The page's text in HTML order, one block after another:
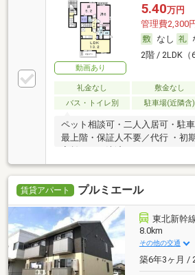
動画あり
5.40万円
管理費2,300
なし
2階 / 2LDK（
礼金なし 敷金なし
バス・トイレ別
駐車場(近隣含)
ペット相談可・二人入居可・駐
最上階・保証人不要／代行 ・初
賃貸アパート プルミエール
東北新幹
8.0km
その他の交通
築6年3ヶ月 /